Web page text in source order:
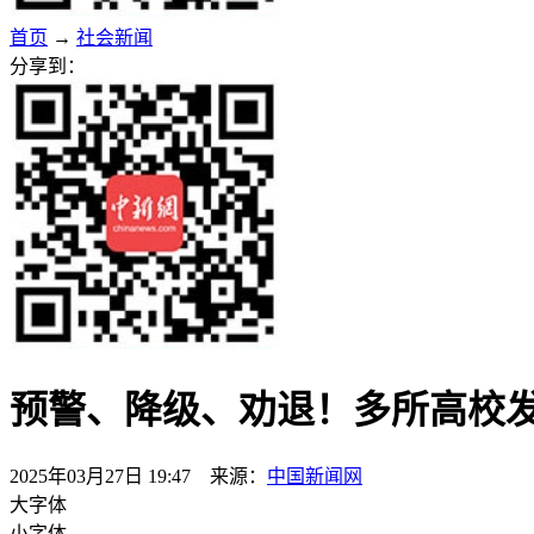
首页 → 社会新闻
分享到：
预警、降级、劝退！多所高校
2025年03月27日 19:47 来源： 中国新闻网
大字体